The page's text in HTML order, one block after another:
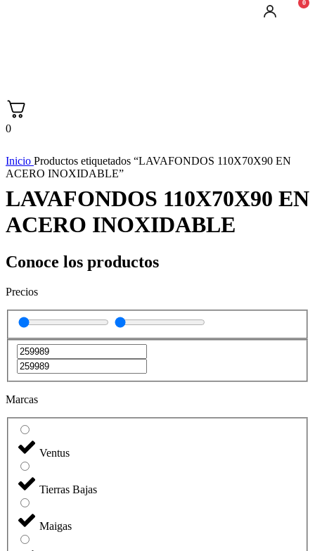
0
0
Inicio Productos etiquetados “LAVAFONDOS 110X70X90 EN
ACERO INOXIDABLE”
LAVAFONDOS 110X70X90 EN
ACERO INOXIDABLE
Conoce los productos
Precios
Marcas
Ventus
Tierras Bajas
Maigas